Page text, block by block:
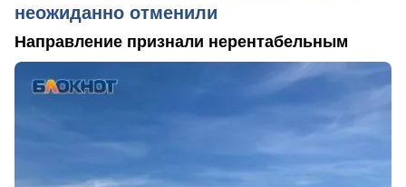
неожиданно отменили
Направление признали нерентабельным